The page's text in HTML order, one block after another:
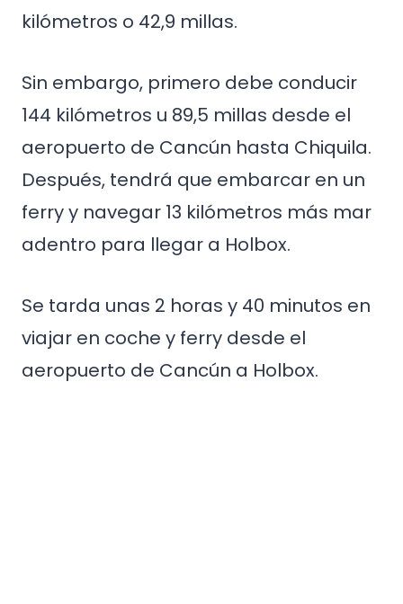
kilómetros o 42,9 millas.
Sin embargo, primero debe conducir
144 kilómetros u 89,5 millas desde el
aeropuerto de Cancún hasta Chiquila.
Después, tendrá que embarcar en un
ferry y navegar 13 kilómetros más mar
adentro para llegar a Holbox.
Se tarda unas 2 horas y 40 minutos en
viajar en coche y ferry desde el
aeropuerto de Cancún a Holbox.